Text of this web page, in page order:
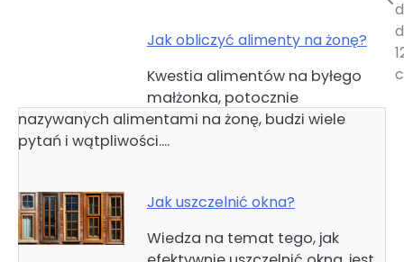
Jak obliczyć alimenty na żonę?
Kwestia alimentów na byłego
małżonka, potocznie
nazywanych alimentami na żonę, budzi wiele
pytań i wątpliwości.…
Jak uszczelnić okna?
Wiedza na temat tego, jak